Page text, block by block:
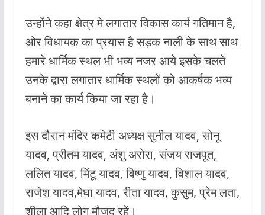
उन्होंने कहा क्षेत्र मे लगातार विकास कार्य गतिमान है,
ओर विधायक का प्रयास है सड़क नाली के साथ साथ
हमारे धार्मिक स्थल भी भव्य नजर आये इसके चलते
उनके द्वारा लगातार धार्मिक स्थलों को आकर्षक भव्य
बनाने का कार्य किया जा रहा है।
इस दौरान मंदिर कमेटी अध्यक्ष सुनील यादव, सोनू
यादव, प्रीतम यादव, अंशु अरोरा, संजय राजपूत,
ललित यादव, मिंटू यादव, विष्णु यादव, विशाल यादव,
राजेश यादव,मेघा यादव, रीता यादव, कुसुम, प्रेम लता,
शीला आदि लोग मौजूद रहें।